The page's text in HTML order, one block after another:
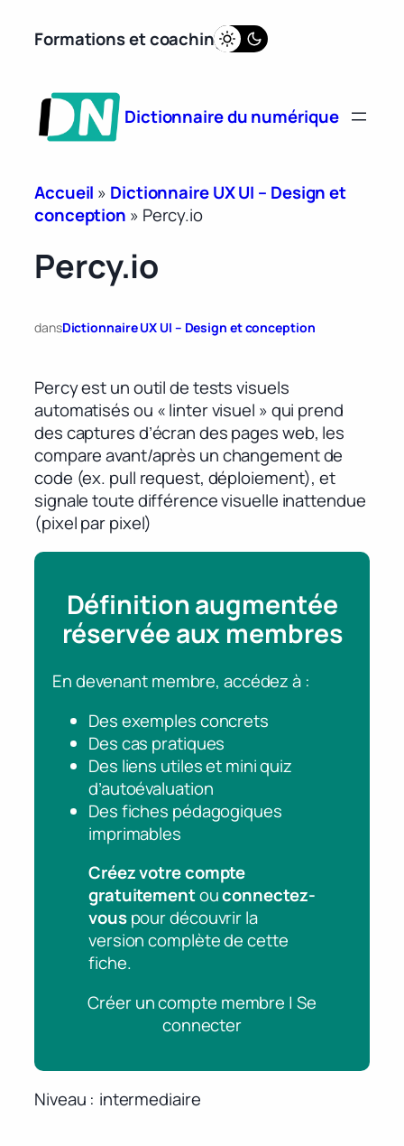
Formations et coaching
Dictionnaire du numérique
Accueil » Dictionnaire UX UI – Design et
conception » Percy.io
Percy.io
dansDictionnaire UX UI – Design et conception
Percy est un outil de tests visuels
automatisés ou « linter visuel » qui prend
des captures d’écran des pages web, les
compare avant/après un changement de
code (ex. pull request, déploiement), et
signale toute différence visuelle inattendue
(pixel par pixel)
Définition augmentée
réservée aux membres
En devenant membre, accédez à :
Des exemples concrets
Des cas pratiques
Des liens utiles et mini quiz
d’autoévaluation
Des fiches pédagogiques
imprimables
Créez votre compte
gratuitementouconnectez-
vouspour découvrir la
version complète de cette
fiche.
Créer un compte membre | Se
connecter
Niveau intermediaire